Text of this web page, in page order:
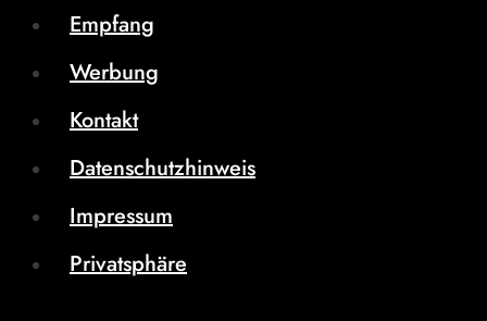
Empfang
Werbung
Kontakt
Datenschutzhinweis
Impressum
Privatsphäre